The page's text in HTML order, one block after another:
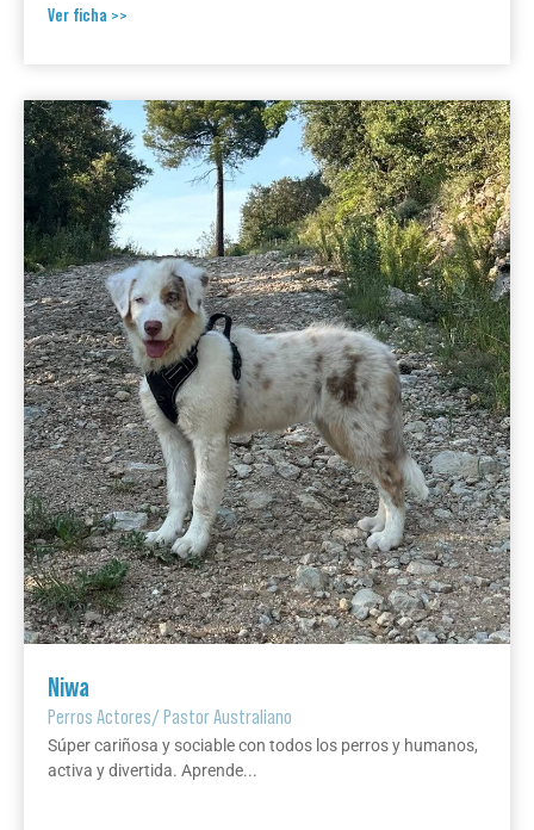
Ver ficha >>
Niwa
Perros Actores/Pastor Australiano
Súper cariñosa y sociable con todos los perros y humanos,
activa y divertida. Aprende...